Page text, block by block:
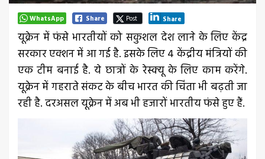
WhatsApp Share Post Share
यूक्रेन में फंसे भारतीयों को सकुशल देश लाने के लिए केंद्र
सरकार एक्शन में आ गई है. इसके लिए 4 केंद्रीय मंत्रियों की
एक टीम बनाई है. ये छात्रों के रेस्क्यू के लिए काम करेंगे.
यूक्रेन में गहराते संकट के बीच भारत की चिंता भी बढ़ती जा
रही है. दरअसल यूक्रेन में अब भी हजारों भारतीय फंसे हुए हैं.